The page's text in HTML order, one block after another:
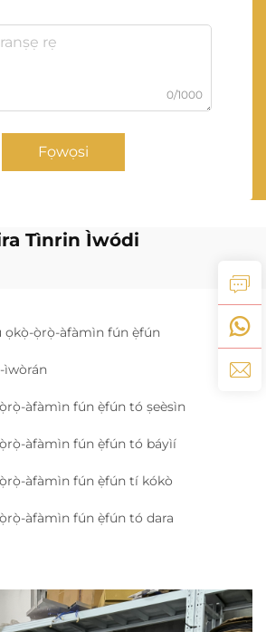
0/1000
Fọwọsi
Tìnrin Ìwódi
ọ̀rọ̀-àfàmìn fún ẹ̀fún
ìwòrán
àfàmìn fún ẹ̀fún tó ṣeèsìn
àfàmìn fún ẹ̀fún tó báyìí
àfàmìn fún ẹ̀fún tí kókò
àfàmìn fún ẹ̀fún tó dara